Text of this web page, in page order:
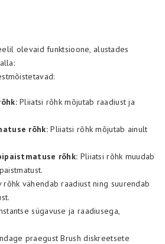
olevaid funktsioone, alustades
Pliiatsi rõhk mõjutab raadiust ja
rõhk:Pliiatsi rõhk mõjutab ainult
rõhk: Pliiatsi rõhk muudab
rõhk vähendab raadiust ning suurendab
sügavuse ja raadiusega,
praegust Brush diskreetsete